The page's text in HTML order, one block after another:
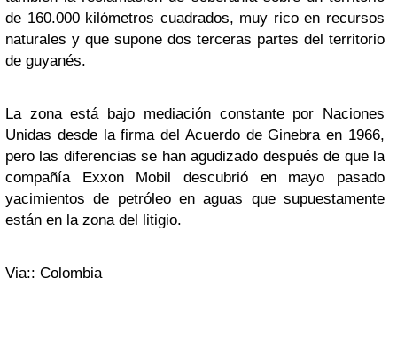
de 160.000 kilómetros cuadrados, muy rico en recursos
naturales y que supone dos terceras partes del territorio
de guyanés.
La zona está bajo mediación constante por Naciones
Unidas desde la firma del Acuerdo de Ginebra en 1966,
pero las diferencias se han agudizado después de que la
compañía Exxon Mobil descubrió en mayo pasado
yacimientos de petróleo en aguas que supuestamente
están en la zona del litigio.
Via:: Colombia